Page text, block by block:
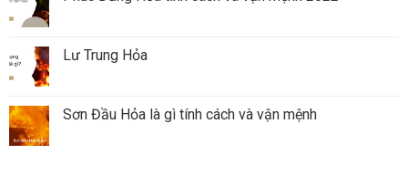
Lư Trung Hỏa
Sơn Đầu Hỏa là gì tính cách và vận mệnh